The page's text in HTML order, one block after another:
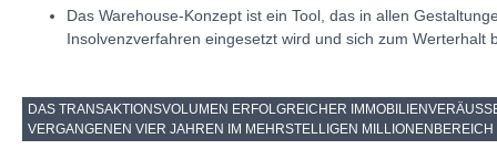
Das Warehouse-Konzept ist ein Tool, das in allen
Insolvenzverfahren eingesetzt wird und sich zum Werterhalt
DAS TRANSAKTIONSVOLUMEN ERFOLGREICHER
ERGANGENEN VIER JAHREN IM MEHRSTELLIGEN MILLIONENBEREICH